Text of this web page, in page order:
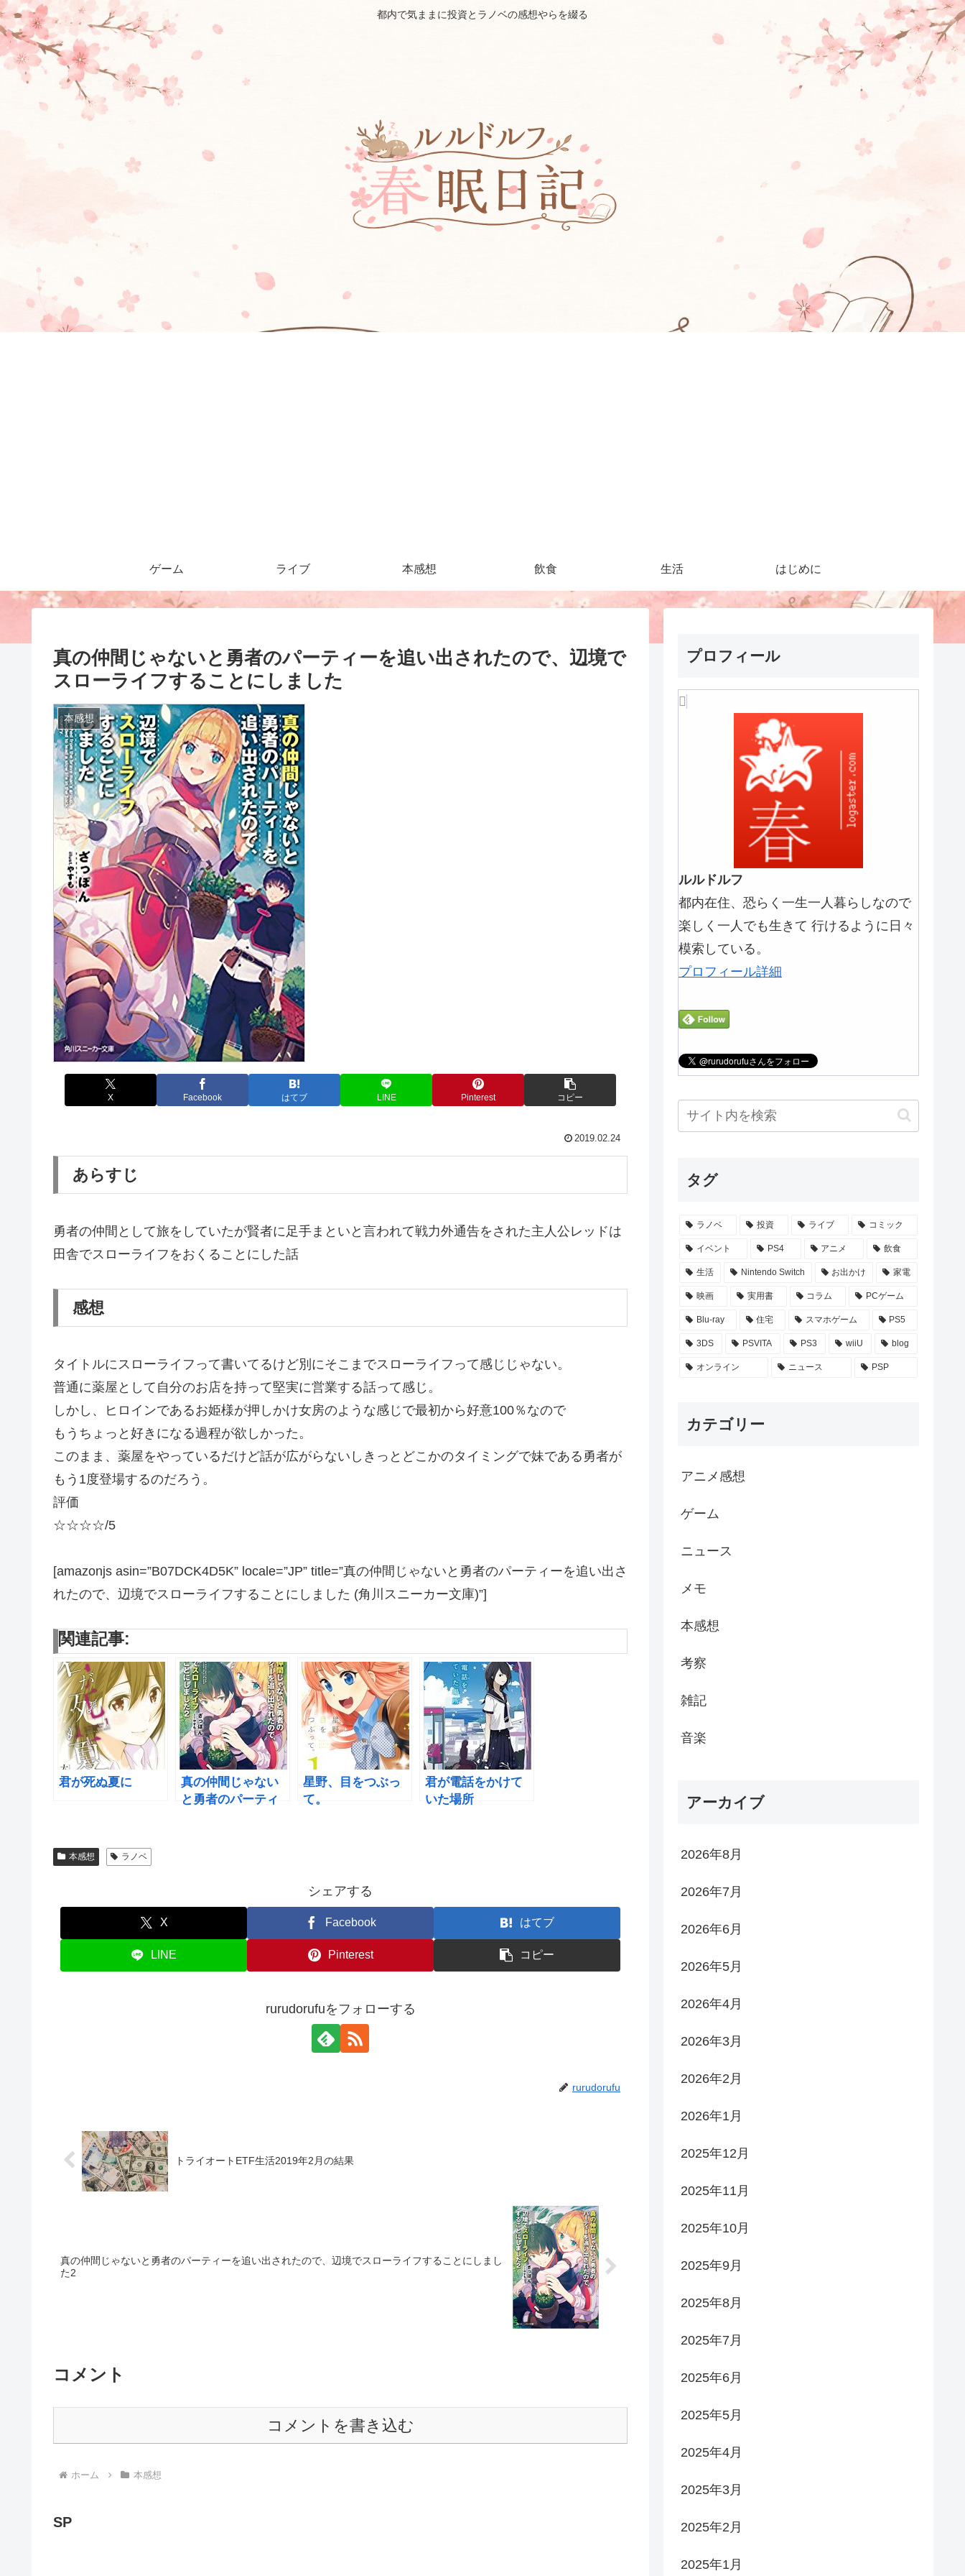
都内で気ままに投資とラノベの感想やらを綴る
ゲーム ライブ 本感想 飲食 生活 はじめに
真の仲間じゃないと勇者のパーティーを追い出されたので、辺境で
スローライフすることにしました
本感想
X Facebook はてブ LINE Pinterest コピー
2019.02.24
あらすじ
勇者の仲間として旅をしていたが賢者に足手まといと言われて戦力外通告をされた主人公レッドは
田舎でスローライフをおくることにした話
感想
タイトルにスローライフって書いてるけど別にそこまでスローライフって感じじゃない。
普通に薬屋として自分のお店を持って堅実に営業する話って感じ。
しかし、ヒロインであるお姫様が押しかけ女房のような感じで最初から好意100％なので
もうちょっと好きになる過程が欲しかった。
このまま、薬屋をやっているだけど話が広がらないしきっとどこかのタイミングで妹である勇者が
もう1度登場するのだろう。
評価
☆☆☆☆/5
[amazonjs asin=”B07DCK4D5K” locale=”JP” title=”真の仲間じゃないと勇者のパーティーを追い出さ
れたので、辺境でスローライフすることにしました (角川スニーカー文庫)”]
関連記事:
君が死ぬ夏に
真の仲間じゃない
と勇者のパーティ
星野、目をつぶっ
て。
君が電話をかけて
いた場所
本感想 ラノベ
シェアする
X Facebook はてブ
LINE Pinterest コピー
rurudorufuをフォローする
rurudorufu
トライオートETF生活2019年2月の結果
真の仲間じゃないと勇者のパーティーを追い出されたので、辺境でスローライフすることにしまし
た2
コメント
コメントを書き込む
ホーム 本感想
SP
プロフィール
ルルドルフ
都内在住、恐らく一生一人暮らしなので
楽しく一人でも生きて 行けるように日々
模索している。
プロフィール詳細
タグ
ラノベ 投資 ライブ コミック
イベント PS4 アニメ 飲食
生活 Nintendo Switch お出かけ 家電
映画 実用書 コラム PCゲーム
Blu-ray 住宅 スマホゲーム PS5
3DS PSVITA PS3 wiiU blog
オンライン ニュース PSP
カテゴリー
アニメ感想
ゲーム
ニュース
メモ
本感想
考察
雑記
音楽
アーカイブ
2026年8月
2026年7月
2026年6月
2026年5月
2026年4月
2026年3月
2026年2月
2026年1月
2025年12月
2025年11月
2025年10月
2025年9月
2025年8月
2025年7月
2025年6月
2025年5月
2025年4月
2025年3月
2025年2月
2025年1月